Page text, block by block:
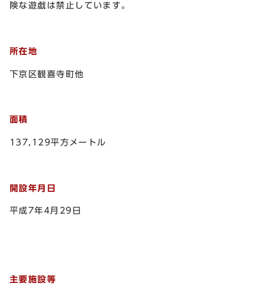
険な遊戯は禁止しています。
所在地
下京区観喜寺町他
面積
137,129平方メートル
開設年月日
平成7年4月29日
主要施設等